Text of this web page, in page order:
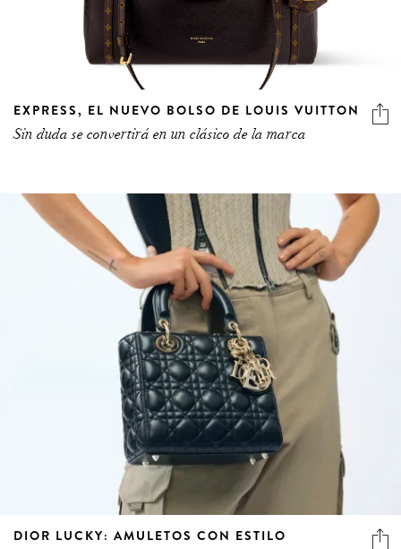
EXPRESS, EL NUEVO BOLSO DE LOUIS VUITTON
Sin duda se convertirá en un clásico de la marca
DIOR LUCKY: AMULETOS CON ESTILO